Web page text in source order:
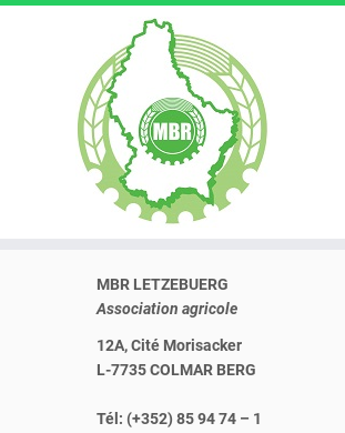
MBR LETZEBUERG
Association agricole
12A, Cité Morisacker
L-7735 COLMAR BERG
Tél: (+352) 85 94 74 – 1